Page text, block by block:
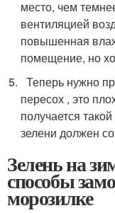
место, чем
вентиляцией
повышенная
помещение, но
Теперь нужно
пересох , это
получается
зелени должен
Зелень на
способы
морозилке